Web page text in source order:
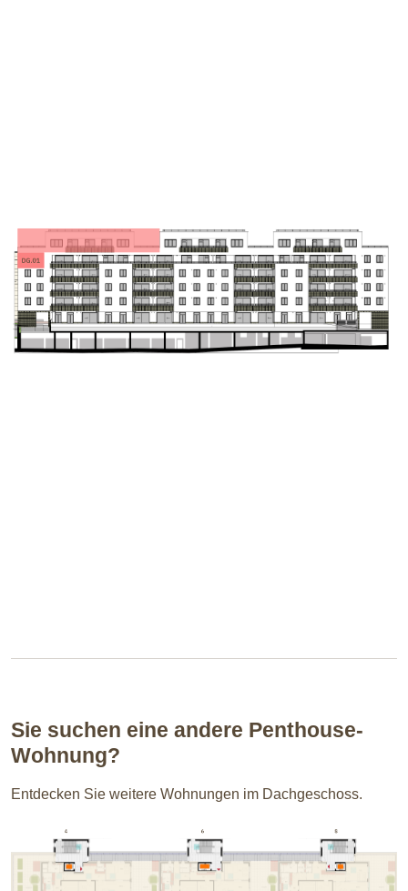
Sie suchen eine andere Penthouse-
Wohnung?
Entdecken Sie weitere Wohnungen im Dachgeschoss.